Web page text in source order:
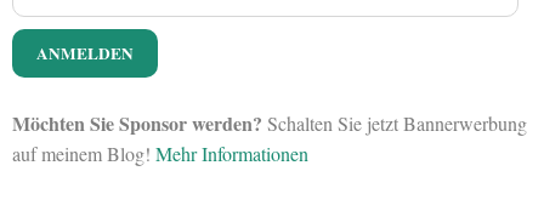
Möchten Sie Sponsor werden? Schalten Sie jetzt Bannerwerbung
auf meinem Blog! Mehr Informationen